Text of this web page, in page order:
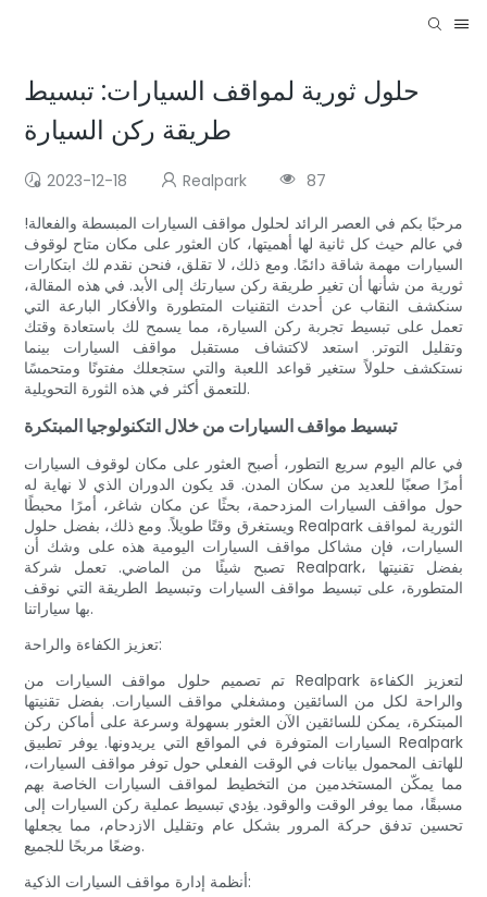
حلول ثورية لمواقف السيارات: تبسيط
طريقة ركن السيارة
2023-12-18 Realpark
87
مرحبًا بكم في العصر الرائد لحلول مواقف السيارات المبسطة والفعالة!
في عالم حيث كل ثانية لها أهميتها، كان العثور على مكان متاح لوقوف
السيارات مهمة شاقة دائمًا. ومع ذلك، لا تقلق، فنحن نقدم لك ابتكارات
ثورية من شأنها أن تغير طريقة ركن سيارتك إلى الأبد. في هذه المقالة،
سنكشف النقاب عن أحدث التقنيات المتطورة والأفكار البارعة التي
تعمل على تبسيط تجربة ركن السيارة، مما يسمح لك باستعادة وقتك
وتقليل التوتر. استعد لاكتشاف مستقبل مواقف السيارات بينما
نستكشف حلولاً ستغير قواعد اللعبة والتي ستجعلك مفتونًا ومتحمسًا
للتعمق أكثر في هذه الثورة التحويلية.
تبسيط مواقف السيارات من خلال التكنولوجيا المبتكرة
في عالم اليوم سريع التطور، أصبح العثور على مكان لوقوف السيارات
أمرًا صعبًا للعديد من سكان المدن. قد يكون الدوران الذي لا نهاية له
حول مواقف السيارات المزدحمة، بحثًا عن مكان شاغر، أمرًا محبطًا
ويستغرق وقتًا طويلاً. ومع ذلك، بفضل حلول Realpark الثورية لمواقف
السيارات، فإن مشاكل مواقف السيارات اليومية هذه على وشك أن
تصبح شيئًا من الماضي. تعمل شركة Realpark، بفضل تقنيتها
المتطورة، على تبسيط مواقف السيارات وتبسيط الطريقة التي نوقف
بها سياراتنا.
تعزيز الكفاءة والراحة:
تم تصميم حلول مواقف السيارات من Realpark لتعزيز الكفاءة
والراحة لكل من السائقين ومشغلي مواقف السيارات. بفضل تقنيتها
المبتكرة، يمكن للسائقين الآن العثور بسهولة وسرعة على أماكن ركن
السيارات المتوفرة في المواقع التي يريدونها. يوفر تطبيق Realpark
للهاتف المحمول بيانات في الوقت الفعلي حول توفر مواقف السيارات،
مما يمكّن المستخدمين من التخطيط لمواقف السيارات الخاصة بهم
مسبقًا، مما يوفر الوقت والوقود. يؤدي تبسيط عملية ركن السيارات إلى
تحسين تدفق حركة المرور بشكل عام وتقليل الازدحام، مما يجعلها
وضعًا مربحًا للجميع.
أنظمة إدارة مواقف السيارات الذكية: